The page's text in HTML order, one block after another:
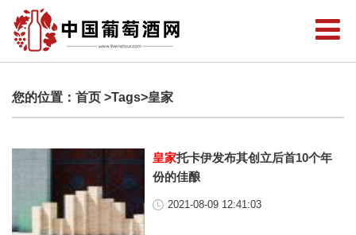
您的位置： 首页 >Tags>皇家
皇家托卡伊发布其创立后首10个年
份的佳酿
2021-08-09 12:41:03